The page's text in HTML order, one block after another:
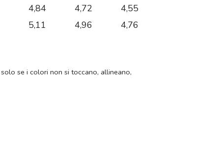
4,84 4,72
4,55
5,11 4,96 4,76
se i colori non si toccano, allineano,